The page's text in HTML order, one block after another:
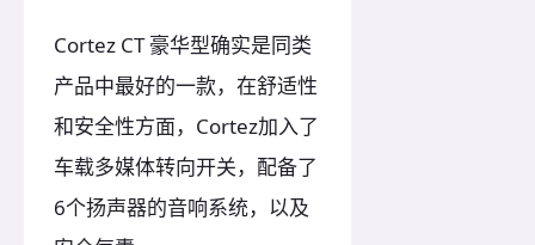
Cortez CT 豪华型确实是同类
产品中最好的一款，在舒适性
和安全性方面，Cortez加入了
车载多媒体转向开关，配备了
6个扬声器的音响系统，以及